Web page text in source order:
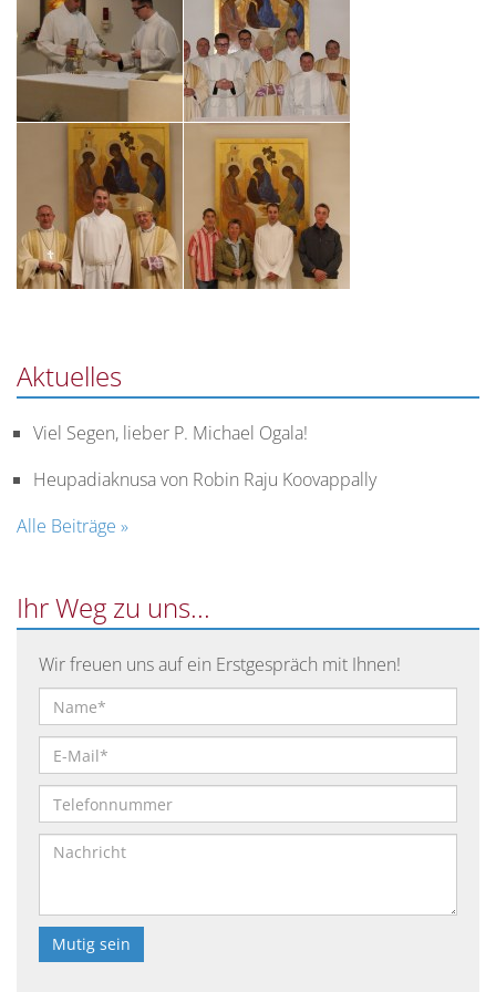
Studienordnung
des
Leopoldinums
Studium
Pastoralen
Lehrganges
der
Theologie
Bildungsweg
Aktuelles
Viel Segen, lieber P. Michael Ogala!
Heupadiaknusa von Robin Raju Koovappally
Alle Beiträge »
Ihr Weg zu uns...
Wir freuen uns auf ein Erstgespräch mit Ihnen!